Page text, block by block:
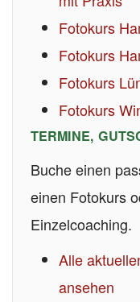
Fotokurs
Fotokurs
Fotokurs
Fotokurs
TERMINE,
Buche einen
einen Fotokurs
Einzelcoaching.
Alle
ansehen